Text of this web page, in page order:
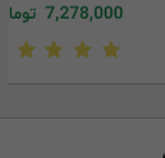
7,278,000